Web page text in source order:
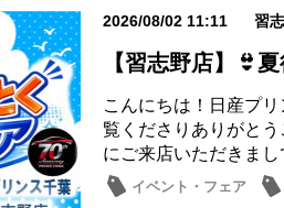
2026/08/02 11:11 習
【習志野店】👙
こんにちは！日産プ
覧くださりありがと
にご来店いただきま
イベント・フェア